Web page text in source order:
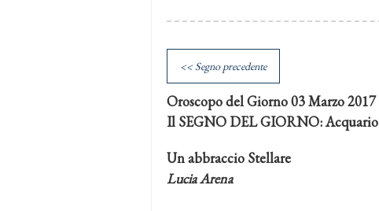
<< Segno precedente
Oroscopo del Giorno 03 Marzo 2017
Il SEGNO DEL GIORNO: Acquario
Un abbraccio Stellare
Lucia Arena